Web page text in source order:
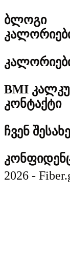
ბლოგი
BMI
კონტაქტი
ჩვენ
2026 -